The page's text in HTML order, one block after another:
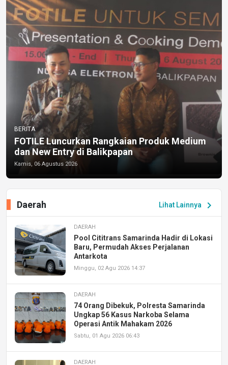
BERITA
FOTILE Luncurkan Rangkaian Produk Medium
dan New Entry di Balikpapan
Kamis, 06 Agustus 2026
Lihat Lainnya chevron_right
Daerah
DAERAH
Pool Cititrans Samarinda Hadir di Lokasi
Baru, Permudah Akses Perjalanan
Antarkota
Minggu, 02 Agu 2026 14:37
DAERAH
74 Orang Dibekuk, Polresta Samarinda
Ungkap 56 Kasus Narkoba Selama
Operasi Antik Mahakam 2026
Sabtu, 01 Agu 2026 06:43
DAERAH